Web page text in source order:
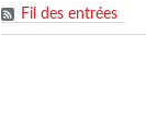
Fil des entrées